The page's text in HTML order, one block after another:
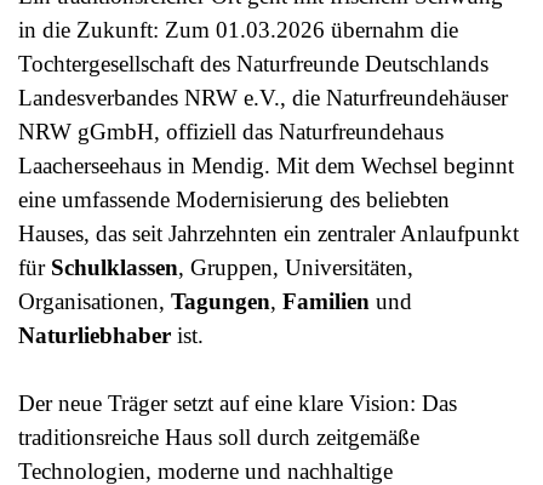
in die Zukunft: Zum 01.03.2026 übernahm die
Tochtergesellschaft des Naturfreunde Deutschlands
Landesverbandes NRW e.V., die Naturfreundehäuser
NRW gGmbH, offiziell das Naturfreundehaus
Laacherseehaus in Mendig. Mit dem Wechsel beginnt
eine umfassende Modernisierung des beliebten
Hauses, das seit Jahrzehnten ein zentraler Anlaufpunkt
für Schulklassen, Gruppen, Universitäten,
Organisationen, Tagungen, Familien und
Naturliebhaber ist.
Der neue Träger setzt auf eine klare Vision: Das
traditionsreiche Haus soll durch zeitgemäße
Technologien, moderne und nachhaltige